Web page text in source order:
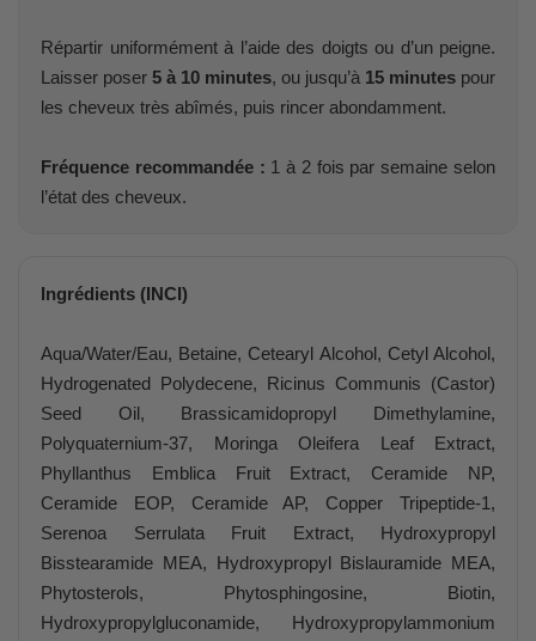
Répartir uniformément à l’aide des doigts ou d’un peigne.
Laisser poser 5 à 10 minutes, ou jusqu’à 15 minutes pour
les cheveux très abîmés, puis rincer abondamment.
Fréquence recommandée : 1 à 2 fois par semaine selon
l’état des cheveux.
Ingrédients (INCI)
Aqua/Water/Eau, Betaine, Cetearyl Alcohol, Cetyl Alcohol,
Hydrogenated Polydecene, Ricinus Communis (Castor)
Seed Oil, Brassicamidopropyl Dimethylamine,
Polyquaternium-37, Moringa Oleifera Leaf Extract,
Phyllanthus Emblica Fruit Extract, Ceramide NP,
Ceramide EOP, Ceramide AP, Copper Tripeptide-1,
Serenoa Serrulata Fruit Extract, Hydroxypropyl
Bisstearamide MEA, Hydroxypropyl Bislauramide MEA,
Phytosterols, Phytosphingosine, Biotin,
Hydroxypropylgluconamide, Hydroxypropylammonium